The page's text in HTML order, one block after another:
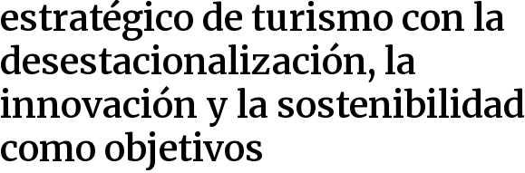
estratégico de turismo con la
desestacionalización, la
innovación y la sostenibilidad
como objetivos